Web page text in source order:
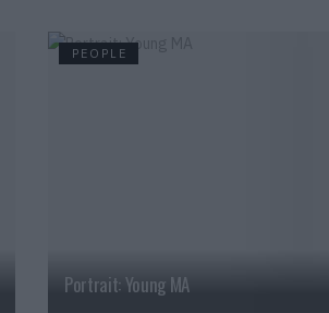
PEOPLE
Portrait: Young MA